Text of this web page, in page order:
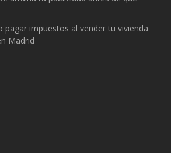
pagar impuestos al vender tu vivienda
Madrid